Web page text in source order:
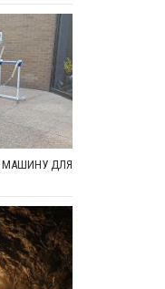
МАШИНУ ДЛЯ